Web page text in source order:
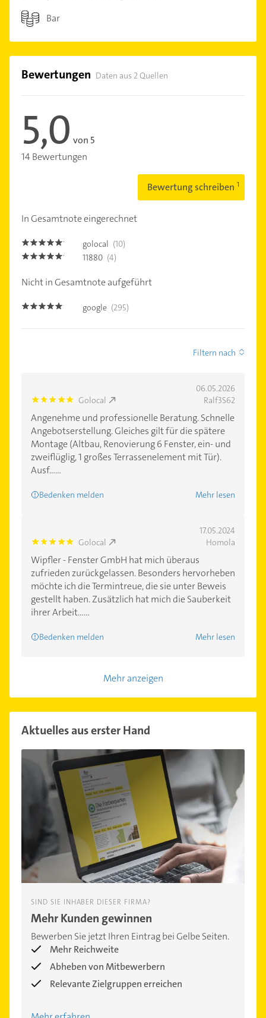
Bar
Bewertungen Daten aus 2 Quellen
5,0 von 5
14 Bewertungen
Bewertung schreiben
In Gesamtnote eingerechnet
5.0 golocal (10)
5.0 11880 (4)
Nicht in Gesamtnote aufgeführt
4.9 google (295)
Filtern nach
06.05.2026
5.0 Golocal Ralf3S62
Angenehme und professionelle Beratung. Schnelle
Angebotserstellung. Gleiches gilt für die spätere
Montage (Altbau, Renovierung 6 Fenster, ein- und
zweiflüglig, 1 großes Terrassenelement mit Tür).
Ausf......
Bedenken melden Mehr lesen
17.05.2024
5.0 Golocal Homola
Wipfler - Fenster GmbH hat mich überaus
zufrieden zurückgelassen. Besonders hervorheben
möchte ich die Termintreue, die sie unter Beweis
gestellt haben. Zusätzlich hat mich die Sauberkeit
ihrer Arbeit......
Bedenken melden Mehr lesen
Mehr anzeigen
Aktuelles aus erster Hand
SIND SIE INHABER DIESER FIRMA?
Mehr Kunden gewinnen
Bewerben Sie jetzt Ihren Eintrag bei Gelbe Seiten.
Mehr Reichweite
Abheben von Mitbewerbern
Relevante Zielgruppen erreichen